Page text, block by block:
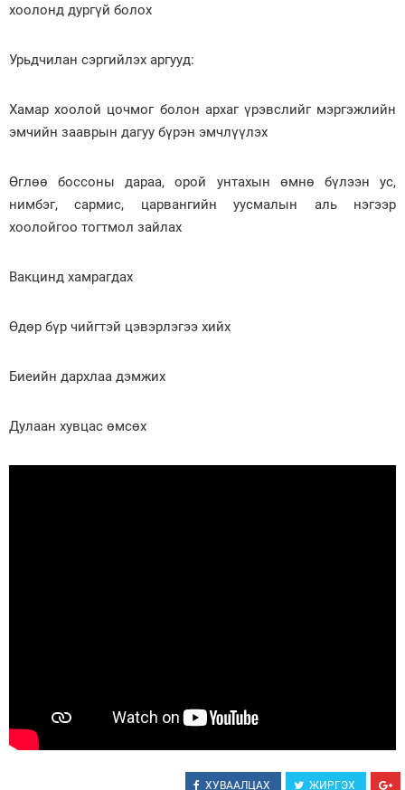
хоолонд дургүй болох
Урьдчилан сэргийлэх аргууд:
Хамар хоолой цочмог болон архаг үрэвслийг мэргэжлийн
эмчийн зааврын дагуу бүрэн эмчлүүлэх
Өглөө боссоны дараа, орой унтахын өмнө бүлээн ус,
нимбэг, сармис, царвангийн уусмалын аль нэгээр
хоолойгоо тогтмол зайлах
Вакцинд хамрагдах
Өдөр бүр чийгтэй цэвэрлэгээ хийх
Биеийн дархлаа дэмжих
Дулаан хувцас өмсөх
ХУВААЛЦАХ ЖИРГЭХ